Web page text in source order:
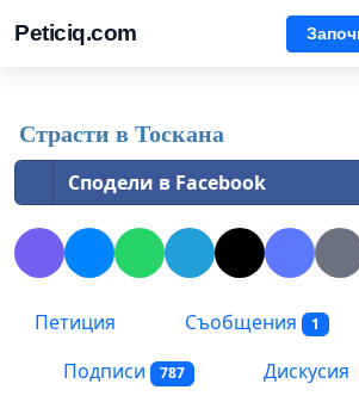
Peticiq.com
Страсти в Тоскана
Сподели в Facebook
Петиция Съобщения 1
Подписи 787
Дискусия